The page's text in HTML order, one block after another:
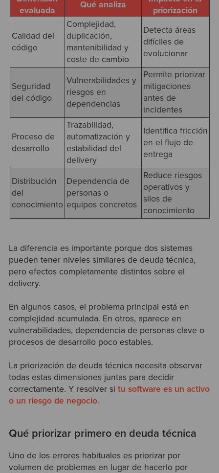
evaluada
Qué analiza
priorización
Calidad del
código
Complejidad,
duplicación,
mantenibilidad y
coste de cambio
Detecta áreas
difíciles de
evolucionar
Seguridad
del código
Vulnerabilidades y
riesgos en
dependencias
Permite priorizar
mitigaciones
antes de
incidentes
Proceso de
desarrollo
Trazabilidad,
automatización y
estabilidad del
delivery
Identifica fricción
en el flujo de
entrega
Distribución
del
conocimiento
Dependencia de
personas o
equipos concretos
Reduce riesgos
operativos y
silos de
conocimiento
La diferencia es importante porque dos sistemas
pueden tener niveles similares de deuda técnica,
pero efectos completamente distintos sobre el
delivery.
En algunos casos, el problema principal está en
complejidad acumulada. En otros, aparece en
vulnerabilidades, dependencia de personas clave o
procesos de desarrollo poco estables.
La priorización de deuda técnica necesita observar
todas estas dimensiones juntas para decidir
correctamente. Y resolver si tu software es un activo
o un riesgo de negocio.
Qué priorizar primero en deuda técnica
Uno de los errores habituales es priorizar por
volumen de problemas en lugar de hacerlo por